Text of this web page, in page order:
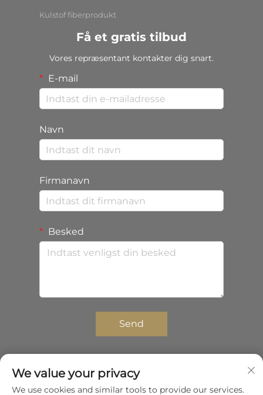
Kulstof fiberprodukt
Få et gratis tilbud
Vores repræsentant kontakter dig snart.
E-mail
Navn
Firmanavn
Besked
Send
Copyright © 2025 Shenzhen Zhongda Composites
We value your privacy
We use cookies and similar tools to provide our services.